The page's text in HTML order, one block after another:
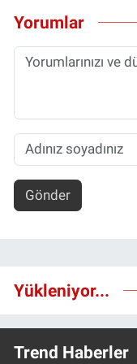
Yorumlar
Gönder
Yükleniyor...
Trend Haberler